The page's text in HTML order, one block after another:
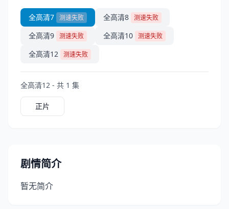
全高清7 测速失败 全高清8 测速失败
全高清9 测速失败 全高清10 测速失败
全高清12 测速失败
全高清12 - 共 1 集
正片
剧情简介
暂无简介